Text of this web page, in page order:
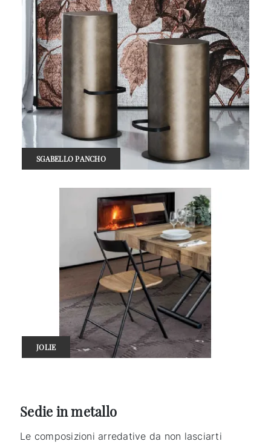
SGABELLO PANCHO
JOLIE
Sedie in metallo
Le composizioni arredative da non lasciarti